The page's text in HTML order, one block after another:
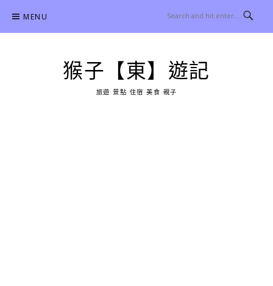
content
MENU
猴子【東】遊記
旅遊 景點 住宿 美食 親子